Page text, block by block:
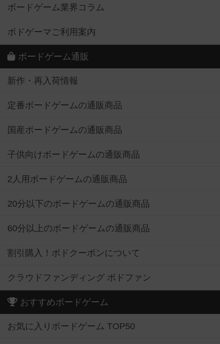
ボードゲーム業界コラム
ボドゲーマご利用案内
ボードゲーム通販
新作・再入荷情報
定番ボードゲームの通販商品
国産ボードゲームの通販商品
子供向けボードゲームの通販商品
2人用ボードゲームの通販商品
20分以下のボードゲームの通販商品
60分以上のボードゲームの通販商品
割引購入！ボドクーポンについて
クラウドファンディング ボドファン
おすすめボードゲーム
お気に入りボードゲーム TOP50